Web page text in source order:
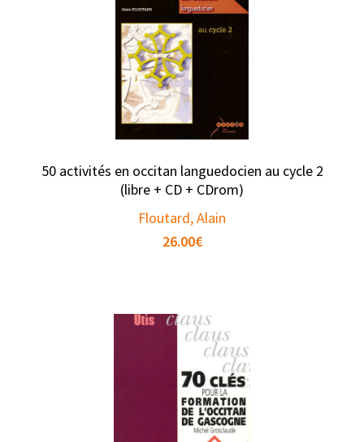
50 activités en occitan languedocien au cycle 2
(libre + CD + CDrom)
Floutard, Alain
26.00€